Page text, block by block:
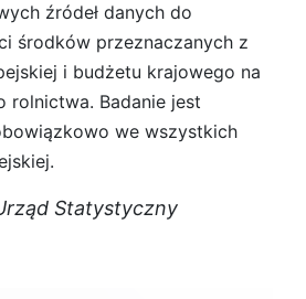
źródeł danych do
środków przeznaczanych z
i budżetu krajowego na
rolnictwa. Badanie jest
we wszystkich
Statystyczny